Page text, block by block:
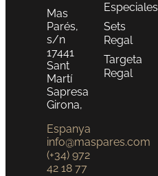
Mas
Parés,
s/n
17441
Sant
Martí
Sapresa
Girona,
Espanya
info@maspares.com
(+34) 972
42 18 77
Especiales
Sets
Regal
Targeta
Regal